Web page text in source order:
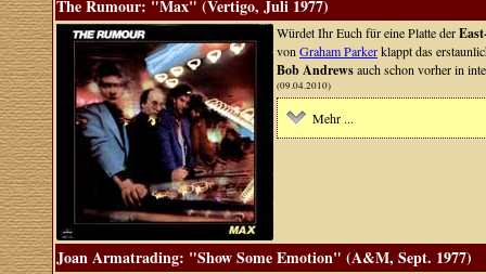
The Rumour: "Max" (Vertigo, Juli 1977)
Würdet Ihr Euch für eine Platte der
von Graham Parkerklappt das
Bob Andrewsauch schon vorher in
(09.04.2010)
Mehr ...
Joan Armatrading: "Show Some Emotion" (A&M, Sept. 1977)